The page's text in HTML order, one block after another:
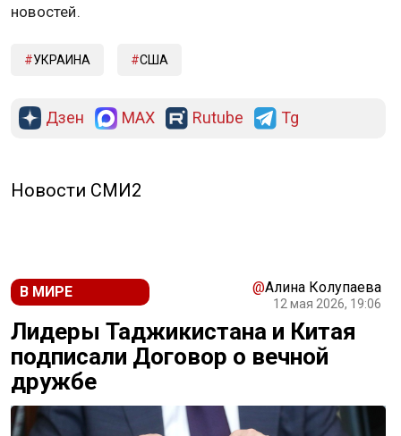
новостей.
УКРАИНА США
Дзен MAX Rutube Tg
Новости СМИ2
В МИРЕ @Алина Колупаева
12 мая 2026, 19:06
Лидеры Таджикистана и Китая
подписали Договор о вечной
дружбе